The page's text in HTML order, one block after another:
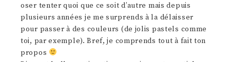
oser tenter quoi que ce soit d’autre mais depuis
plusieurs années je me surprends à la délaisser
pour passer à des couleurs (de jolis pastels comme
toi, par exemple). Bref, je comprends tout à fait ton
propos